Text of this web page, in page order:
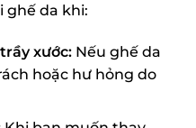
ghế da khi:
xước: Nếu ghế da
hoặc hư hỏng do